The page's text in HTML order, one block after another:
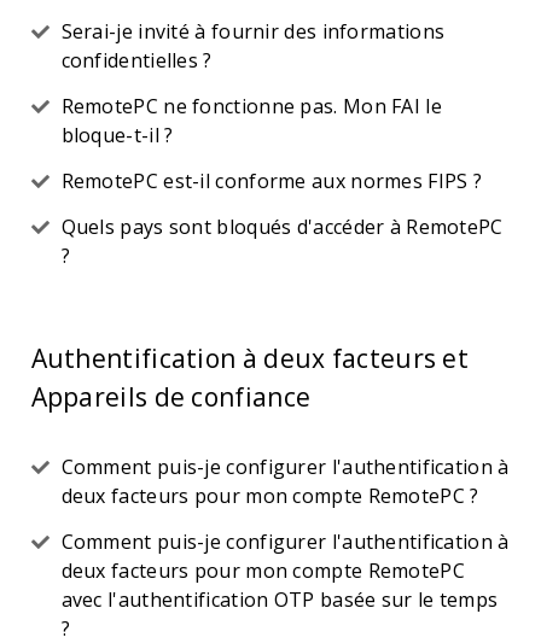
Serai-je invité à fournir des informations
confidentielles ?
RemotePC ne fonctionne pas. Mon FAI le
bloque-t-il ?
RemotePC est-il conforme aux normes FIPS ?
Quels pays sont bloqués d'accéder à RemotePC
?
Authentification à deux facteurs et
Appareils de confiance
Comment puis-je configurer l'authentification à
deux facteurs pour mon compte RemotePC ?
Comment puis-je configurer l'authentification à
deux facteurs pour mon compte RemotePC
avec l'authentification OTP basée sur le temps
?